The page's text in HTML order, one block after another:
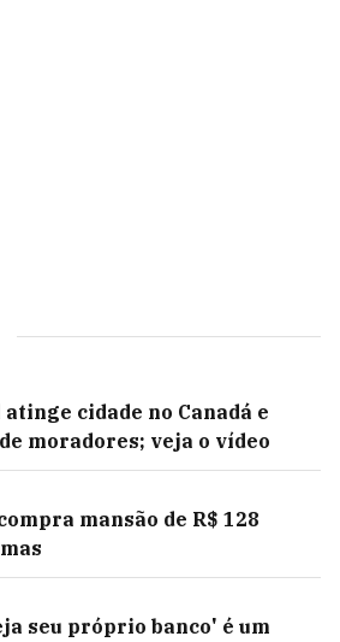
cidade no Canadá e
moradores; veja o vídeo
mansão de R$ 128
seu próprio banco' é um